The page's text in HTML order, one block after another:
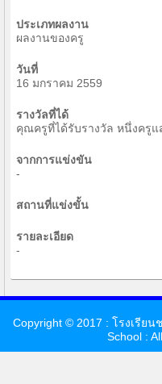
ประเภทผลงาน
ผลงานของครู
วันที่
16 มกราคม 2559
รางวัลที่ได้
คุณครูที่ได้รับรางวัล หนึ่งครูแ
จากการแข่งขัน
-
สถานที่แข่งขั้น
รายละเอียด
-
Copyright © 2017 : โรงเรีย
School :